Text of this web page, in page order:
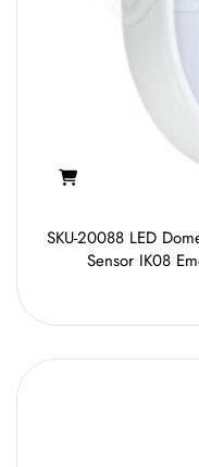
SKU-20088 LED
Sensor IK08